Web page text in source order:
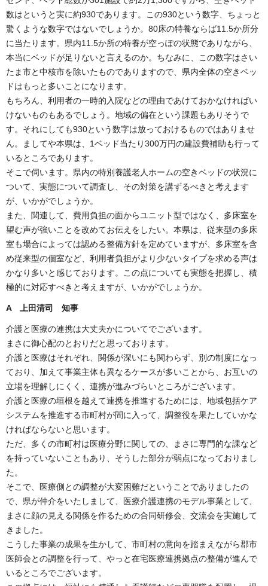
数はというと実に約930であります。この930という数字、ちょっと
驚くような数字ではないでしょうか。80床の特養ならば11.5か所分
に当たります。県内11.5か所の特養が空っぽの状態でありながら、
本当にベッドが足りないと言えるのか。ちなみに、この数字はさい
たま市と中核市を除いたものでありますので、県内全体の空きベッ
ドはもっと多いことになります。
もちろん、利用者の一時的入院などの理由であけておかなければい
けないものもあるでしょう。地域の偏在という課題もありそうで
す。それにしても930という数字は放っておけるものではありませ
ん。ましてや本県は、1ベッド当たり300万円の建設費補助も行って
いるところであります。
そこで伺います。県内の特別養護老人ホームの空きベッドの状況に
ついて、実態について調査し、その対策を講ずるべきと考えます
が、いかがでしょうか。
また、関連して、費用負担の面からユニット型ではなく、多床室を
望む声が強いことを改めてお伝えをしたい。本県は、従来型の多床
室も場合によっては認める整備方針を定めていますが、多床室を含
め従来型の個室など、利用者負担がより少ないタイプを求める声は
かなり多いと感じております。この点についても実態を把握し、積
極的に対応すべきと考えますが、いかがでしょうか。
A 上田清司 知事
介護と医療の連携は大丈夫かについてでございます。
まさに御心配のとおりだと思っております。
介護と医療はそれぞれ、関係が深いにも関わらず、別の制度になっ
ており、加えて事業主体も異なるケースが多いことから、お互いの
立場を理解しにくく、連携が進みづらいところがございます。
介護と医療の垣根を越えて連携を推進するためには、地域包括ケア
システムを推進する市町村が間に入って、調整役を果たしていかな
ければならないと思います。
ただ、多くの市町村は医療分野に関しての、まさに専門的な課など
を持っていないこともあり、そうした部分が弱点になっておりまし
た。
そこで、医療側との調整が大変困難だということでありましたの
で、県が仲介をいたしまして、医療介護連携のモデル事業として、
まさに顔の見える関係を作るための合同研修会、交流会を実施して
きました。
こうした事業の成果を生かして、市町村の意向を踏まえながら郡市
医師会との調整を行って、やっと在宅医療連携拠点の整備が進んで
いるところでございます。